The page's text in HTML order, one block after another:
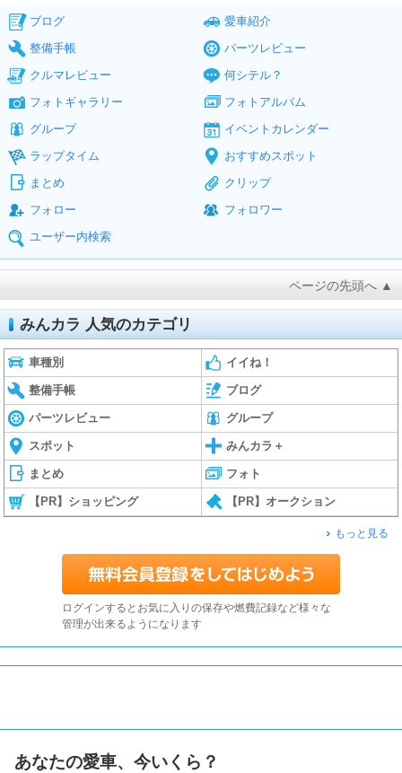
ブログ
愛車紹介
整備手帳
パーツレビュー
クルマレビュー
何シテル？
フォトギャラリー
フォトアルバム
グループ
イベントカレンダー
ラップタイム
おすすめスポット
まとめ
クリップ
フォロー
フォロワー
ユーザー内検索
ページの先頭へ ▲
みんカラ 人気のカテゴリ
車種別 イイね！
整備手帳 ブログ
パーツレビュー グループ
スポット みんカラ＋
まとめ フォト
【PR】ショッピング 【PR】オークション
もっと見る
ログインするとお気に入りの保存や燃費記録など様々な
管理が出来るようになります
あなたの愛車、今いくら？